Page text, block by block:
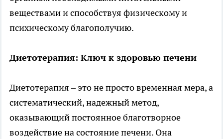
веществами и способствуя физическому и
психическому благополучию.
Диетотерапия: Ключ к здоровью печени
Диетотерапия – это не просто временная мера, а
систематический, надежный метод,
оказывающий постоянное благотворное
воздействие на состояние печени. Она